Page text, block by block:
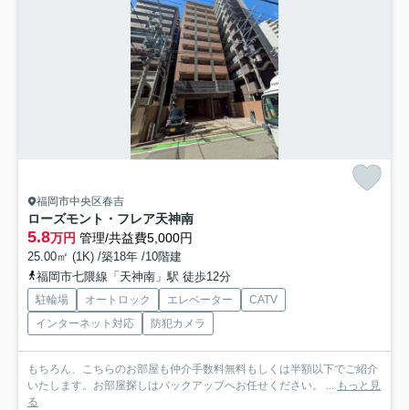
福岡市中央区春吉
ローズモント・フレア天神南
5.8万円 管理/共益費5,000円
25.00㎡ (1K) /築18年 /10階建
福岡市七隈線「天神南」駅 徒歩12分
駐輪場 オートロック エレベーター
CATV
インターネット対応
防犯カメラ
もちろん、こちらのお部屋も仲介手数料無料もしくは半額以下でご紹介
いたします。お部屋探しはバックアップへお任せください。 ... もっと見
る